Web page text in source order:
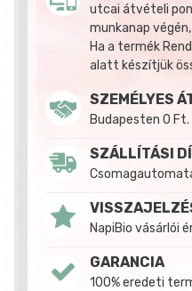
utcai átvételi
munkanap
Ha a termék
alatt készítjük
SZEMÉLYES
Budapesten 0 Ft.
SZÁLLÍTÁSI
NapiBio vásárlói
GARANCIA
100% eredeti